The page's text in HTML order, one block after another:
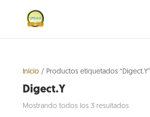
Inicio / Productos etiquetados “Digect.Y”
Digect.Y
Mostrando todos los 3 resultadosSorted